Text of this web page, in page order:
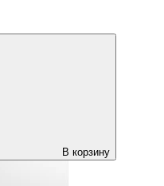
В корзину